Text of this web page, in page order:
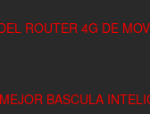
ROUTER 4G DE
BASCULA